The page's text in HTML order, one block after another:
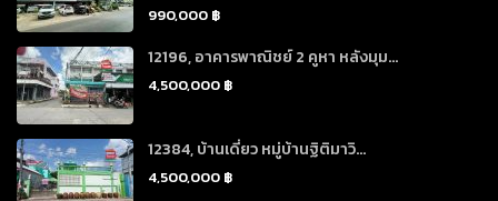
990,000 ฿
12196, อาคารพาณิชย์ 2 คูหา หลังมุม...
4,500,000 ฿
12384, บ้านเดี่ยว หมู่บ้านฐิติมาวิ...
4,500,000 ฿